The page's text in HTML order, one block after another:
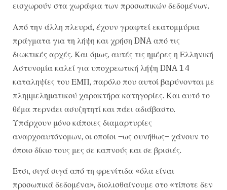
εισχωρούν στα χωράφια των προσωπικών δεδομένων.
Από την άλλη πλευρά, έχουν γραφτεί εκατομμύρια
πράγματα για τη λήψη και χρήση DNA από τις
διωκτικές αρχές. Και όμως, αυτές τις ημέρες η Ελληνική
Αστυνομία καλεί για υποχρεωτική λήψη DNA 14
καταληψίες του ΕΜΠ, παρόλο που αυτοί βαρύνονται με
πλημμεληματικού χαρακτήρα κατηγορίες. Και αυτό το
θέμα περνάει ασυζητητί και πάει αδιάβαστο.
Υπάρχουν μόνο κάποιες διαμαρτυρίες
αναρχοαυτόνομων, οι οποίοι –ως συνήθως– χάνουν το
όποιο δίκιο τους μες σε καπνούς και σε βρισιές.
Ετσι, σιγά σιγά από τη φρενίτιδα «όλα είναι
προσωπικά δεδομένα», διολισθαίνουμε στο «τίποτε δεν